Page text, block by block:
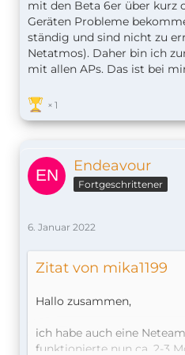
mit den Beta 6er über kurz
Geräten Probleme
ständig und sind nicht zu
Netatmos). Daher bin ich
mit allen APs. Das ist bei
1
Endeavour
Fortgeschrittener
6. Januar 2022
Zitat von mika1199
Hallo zusammen,
ich habe auch eine
funktionierte nun ca. 2-3